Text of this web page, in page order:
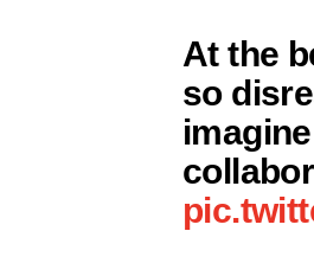
At the
so